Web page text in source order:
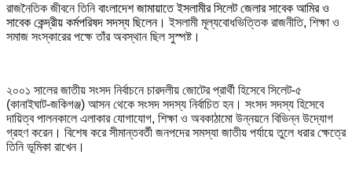
রাজনৈতিক জীবনে তিনিবাংলাদেশ জামায়াতে ইসলামীর সিলেট জেলার সাবেক আমির ও
সাবেক কেন্দ্রীয় কর্মপরিষদ সদস্য ছিলেন। ইসলামী মূল্যবোধভিত্তিক রাজনীতি, শিক্ষা ও
সমাজ সংস্কারের পক্ষে তাঁর অবস্থান ছিল সুস্পষ্ট।
২০০১ সালের জাতীয় সংসদ নির্বাচনে চারদলীয় জোটের প্রার্থী হিসেবে সিলেট-৫
(কানাইঘাট-জকিগঞ্জ) আসন থেকে সংসদ সদস্য নির্বাচিত হন। সংসদ সদস্য হিসেবে
দায়িত্ব পালনকালে এলাকার যোগাযোগ, শিক্ষা ও অবকাঠামো উন্নয়নে বিভিন্ন উদ্যোগ
গ্রহণ করেন। বিশেষ করে সীমান্তবর্তী জনপদের সমস্যা জাতীয় পর্যায়ে তুলে ধরার ক্ষেত্রে
তিনি ভূমিকা রাখেন।